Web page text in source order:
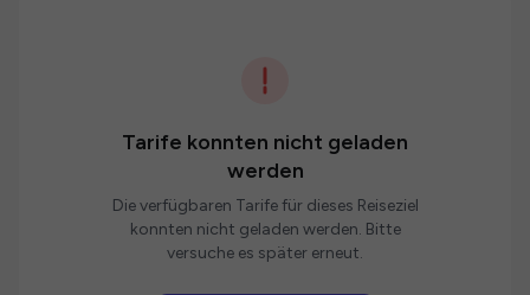
Tarife konnten nicht geladen
werden
Die verfügbaren Tarife für dieses Reiseziel
konnten nicht geladen werden. Bitte
versuche es später erneut.